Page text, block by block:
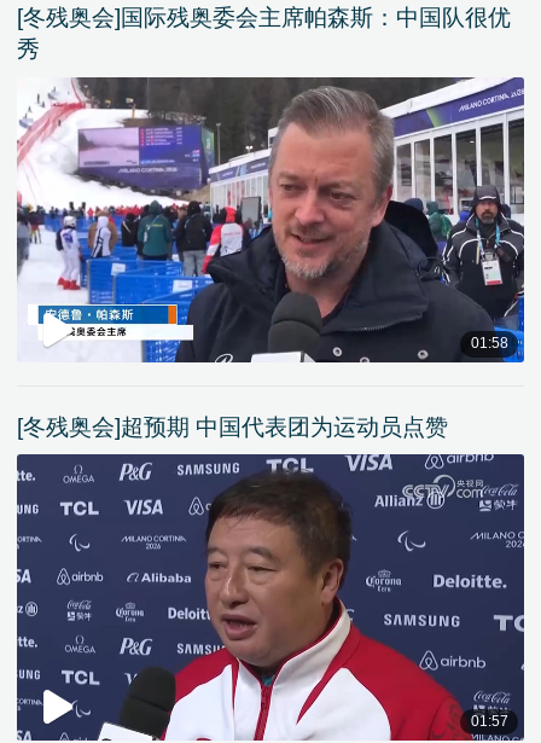
[冬残奥会]国际残奥委会主席帕森斯：中国队很优
秀
01:58
[冬残奥会]超预期 中国代表团为运动员点赞
01:57